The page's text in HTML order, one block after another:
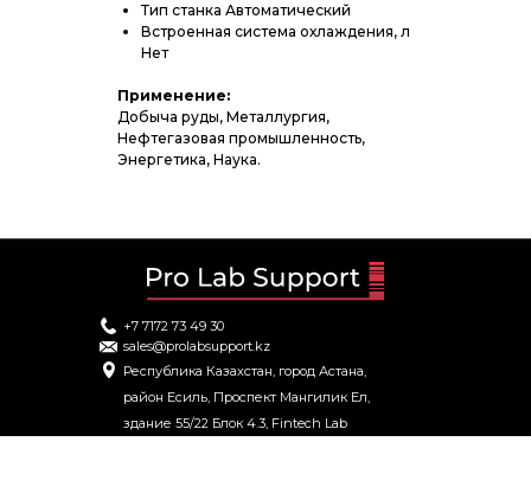
Тип станка Автоматический
Встроенная система охлаждения, л
Нет
Применение:
Добыча руды, Металлургия,
Нефтегазовая промышленность,
Энергетика, Наука.
Республика Казахстан, город Астана,
район Есиль, Проспект Мангилик Ел,
здание 55/22 Блок 4.3, Fintech Lab
+7 7172 73 49 30
sales@prolabsupport.kz